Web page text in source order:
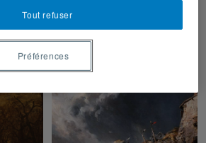
Tout refuser
Préférences